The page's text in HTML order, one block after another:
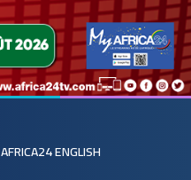
AFRICA24 ENGLISH